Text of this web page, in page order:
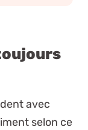
avec
selon ce